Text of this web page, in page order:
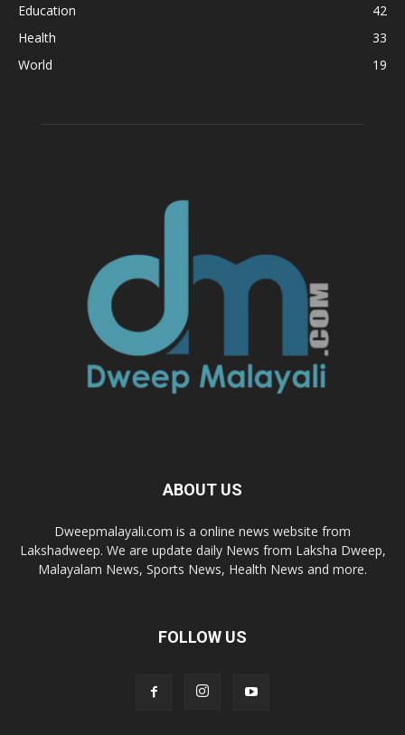
Education
42
Health
33
World
19
ABOUT US
Dweepmalayali.com is a online news website from
Lakshadweep. We are update daily News from Laksha Dweep,
Malayalam News, Sports News, Health News and more.
FOLLOW US